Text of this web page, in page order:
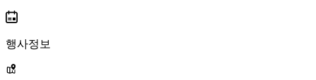
행사정보